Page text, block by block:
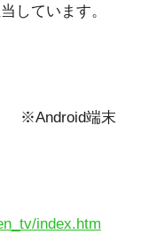
しています。
※Android端末
index.htm